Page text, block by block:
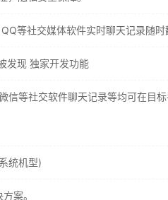
等社交媒体软件实时聊天记录随时
发现 独家开发功能
等社交软件聊天记录等均可在目
统机型)
案。